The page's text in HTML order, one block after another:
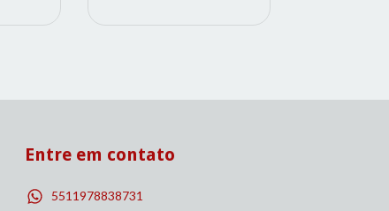
Entre em contato
5511978838731